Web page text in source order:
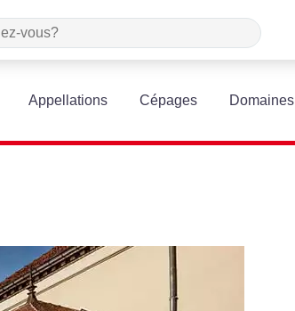
Appellations Cépages Domaines